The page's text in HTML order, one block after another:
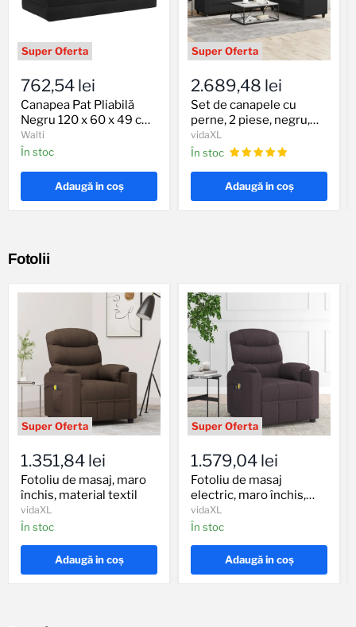
Pat
Pliabilă
Negru
120
x
60
x
Țesătură
762,54 lei
Canapea Pat Pliabilă
Negru 120 x 60 x 49 cm
Țesătură
Walti
În stoc
Adaugă in coş
de
canapele
cu
perne,
2
piese,
negru,
ecologică
2.689,48 lei
Set de canapele cu
perne, 2 piese, negru,
piele ecologică
vidaXL
În stoc
Adaugă in coş
Fotolii
de
masaj,
maro
închis,
material
textil
1.351,84 lei
Fotoliu de masaj, maro
închis, material textil
vidaXL
În stoc
Adaugă in coş
de
masaj
electric,
maro
închis,
material
textil
1.579,04 lei
Fotoliu de masaj
electric, maro închis,
material textil
vidaXL
În stoc
Adaugă in coş